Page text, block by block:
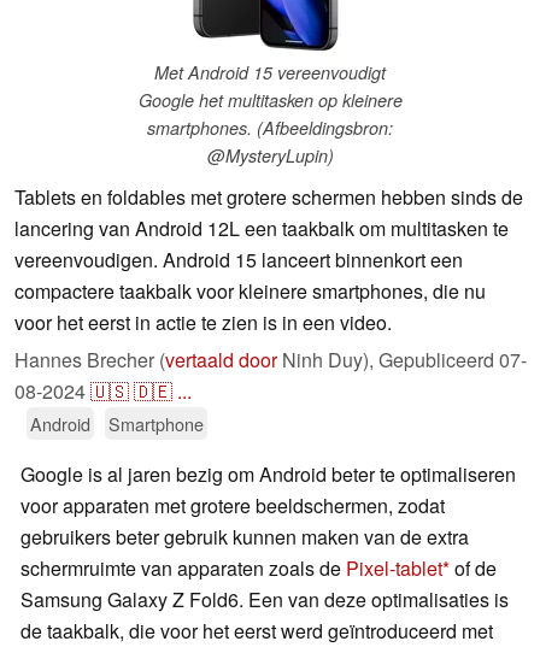
Met Android 15 vereenvoudigt
Google het multitasken op kleinere
smartphones. (Afbeeldingsbron:
@MysteryLupin)
Tablets en foldables met grotere schermen hebben sinds de
lancering van Android 12L een taakbalk om multitasken te
vereenvoudigen. Android 15 lanceert binnenkort een
compactere taakbalk voor kleinere smartphones, die nu
voor het eerst in actie te zien is in een video.
Hannes Brecher (vertaald doorNinh Duy), Gepubliceerd 07-
08-2024🇺🇸🇩🇪 ...
Android Smartphone
Google is al jaren bezig om Android beter te optimaliseren
voor apparaten met grotere beeldschermen, zodat
gebruikers beter gebruik kunnen maken van de extra
schermruimte van apparaten zoals de Pixel-tablet of de
Samsung Galaxy Z Fold6. Een van deze optimalisaties is
de taakbalk, die voor het eerst werd geïntroduceerd met